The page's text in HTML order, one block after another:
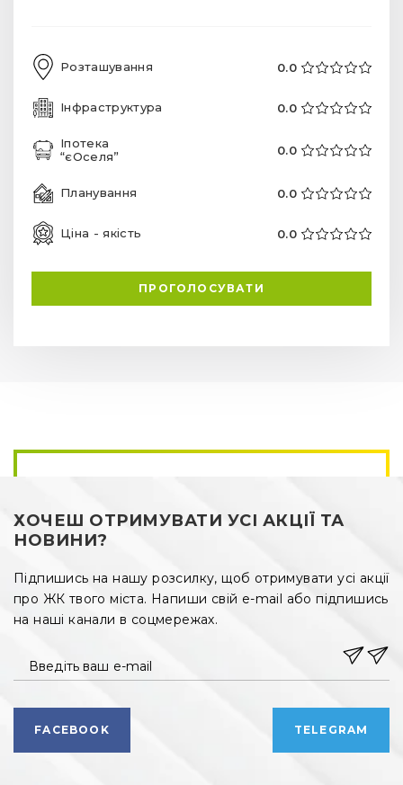
Розташування 0.0
Інфраструктура 0.0
Іпотека
“єОселя”
0.0
Планування 0.0
Ціна - якість 0.0
ПРОГОЛОСУВАТИ
ХОЧЕШ ОТРИМУВАТИ УСІ АКЦІЇ ТА
НОВИНИ?
Підпишись на нашу розсилку, щоб отримувати усі акції
про ЖК твого міста. Напиши свій e-mail або підпишись
на наші канали в соцмережах.
Введіть ваш e-mail
FACEBOOK TELEGRAM